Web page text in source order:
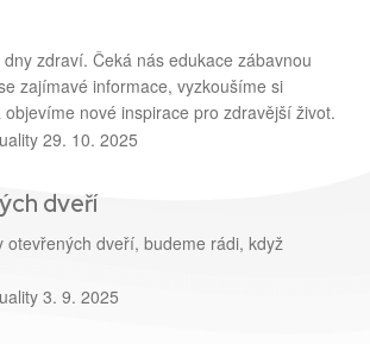
zdraví. Čeká nás edukace zábavnou
zajímavé informace, vyzkoušíme si
nové inspirace pro zdravější život.
29. 10. 2025
dveří
otevřených dveří, budeme rádi, když
3. 9. 2025